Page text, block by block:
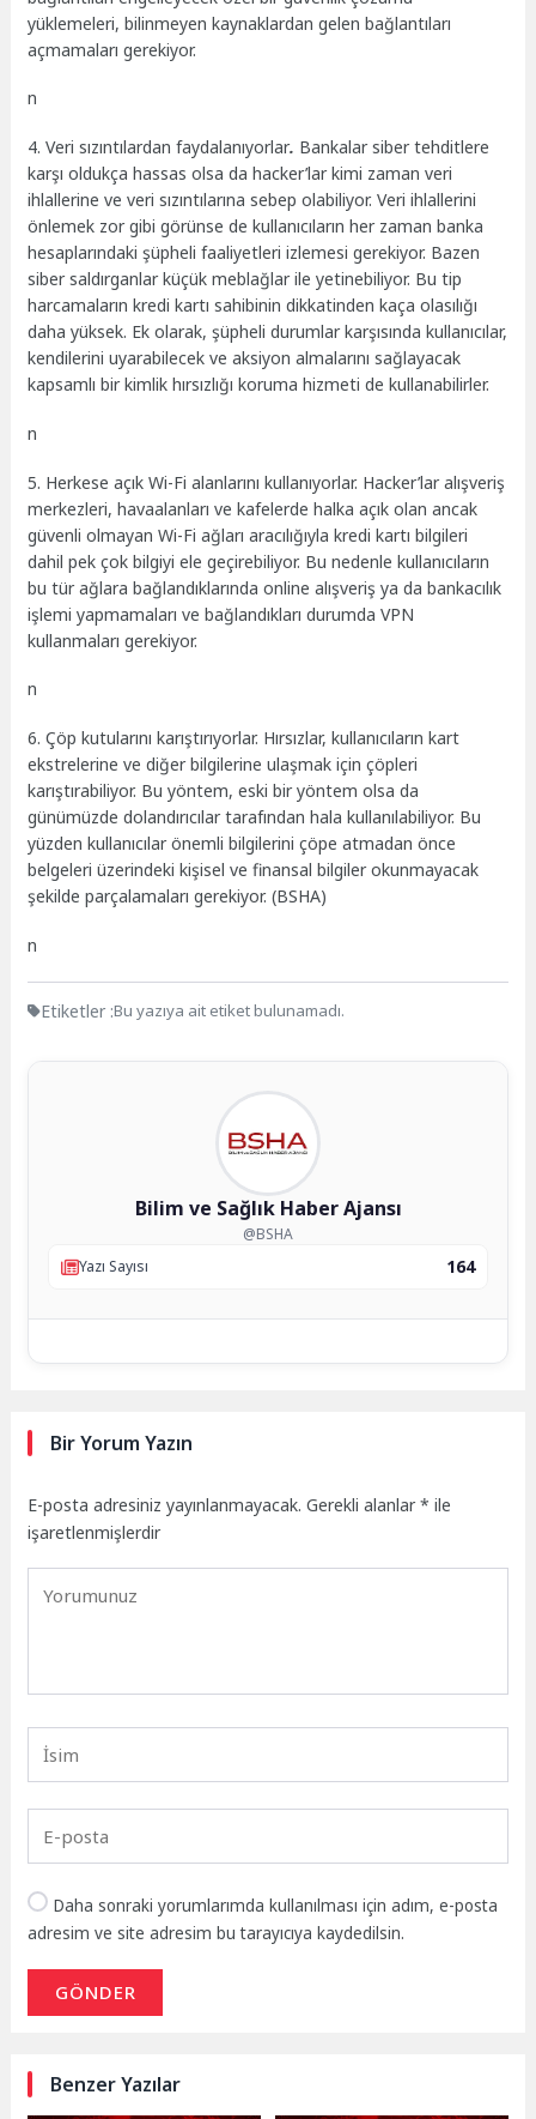
yüklemeleri, bilinmeyen kaynaklardan gelen bağlantıları
açmamaları gerekiyor.
n
4. Veri sızıntılardan faydalanıyorlar. Bankalar siber tehditlere
karşı oldukça hassas olsa da hacker’lar kimi zaman veri
ihlallerine ve veri sızıntılarına sebep olabiliyor. Veri ihlallerini
önlemek zor gibi görünse de kullanıcıların her zaman banka
hesaplarındaki şüpheli faaliyetleri izlemesi gerekiyor. Bazen
siber saldırganlar küçük meblağlar ile yetinebiliyor. Bu tip
harcamaların kredi kartı sahibinin dikkatinden kaça olasılığı
daha yüksek. Ek olarak, şüpheli durumlar karşısında kullanıcılar,
kendilerini uyarabilecek ve aksiyon almalarını sağlayacak
kapsamlı bir kimlik hırsızlığı koruma hizmeti de kullanabilirler.
n
5. Herkese açık Wi-Fi alanlarını kullanıyorlar. Hacker’lar alışveriş
merkezleri, havaalanları ve kafelerde halka açık olan ancak
güvenli olmayan Wi-Fi ağları aracılığıyla kredi kartı bilgileri
dahil pek çok bilgiyi ele geçirebiliyor. Bu nedenle kullanıcıların
bu tür ağlara bağlandıklarında online alışveriş ya da bankacılık
işlemi yapmamaları ve bağlandıkları durumda VPN
kullanmaları gerekiyor.
n
6. Çöp kutularını karıştırıyorlar. Hırsızlar, kullanıcıların kart
ekstrelerine ve diğer bilgilerine ulaşmak için çöpleri
karıştırabiliyor. Bu yöntem, eski bir yöntem olsa da
günümüzde dolandırıcılar tarafından hala kullanılabiliyor. Bu
yüzden kullanıcılar önemli bilgilerini çöpe atmadan önce
belgeleri üzerindeki kişisel ve finansal bilgiler okunmayacak
şekilde parçalamaları gerekiyor. (BSHA)
n
Etiketler :Bu yazıya ait etiket bulunamadı.
Bilim ve Sağlık Haber Ajansı
@BSHA
Yazı Sayısı
164
Bir Yorum Yazın
E-posta adresiniz yayınlanmayacak. Gerekli alanlar* ile
işaretlenmişlerdir
Daha sonraki yorumlarımda kullanılması için adım, e-posta
adresim ve site adresim bu tarayıcıya kaydedilsin.
GÖNDER
Benzer Yazılar